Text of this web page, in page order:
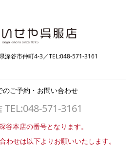
深谷市仲町4-3／TEL:048-571-3161
のご予約・お問い合わせ
TEL:048-571-3161
谷本店の番号となります。
わせは以下よりお願いいたします。